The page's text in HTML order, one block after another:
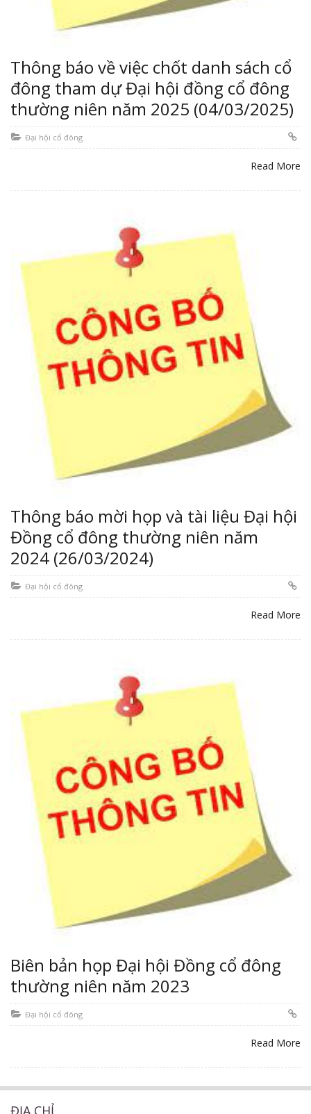
Thông báo về việc chốt danh sách cổ
đông tham dự Đại hội đồng cổ đông
thường niên năm 2025 (04/03/2025)
Đại hội cổ đông
Read More
Thông báo mời họp và tài liệu Đại hội
Đồng cổ đông thường niên năm
2024 (26/03/2024)
Đại hội cổ đông
Read More
Biên bản họp Đại hội Đồng cổ đông
thường niên năm 2023
Đại hội cổ đông
Read More
ĐỊA CHỈ